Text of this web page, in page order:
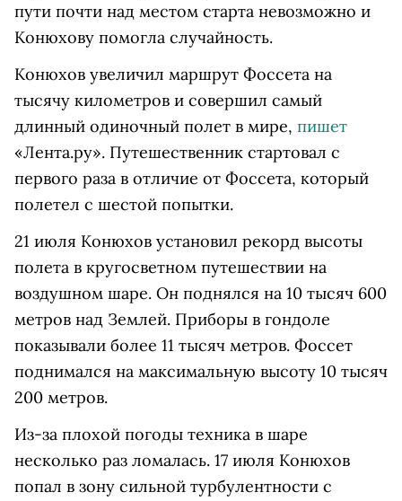
пути почти над местом старта невозможно и
Конюхову помогла случайность.
Конюхов увеличил маршрут Фоссета на
тысячу километров и совершил самый
длинный одиночный полет в мире, пишет
«Лента.ру». Путешественник стартовал с
первого раза в отличие от Фоссета, который
полетел с шестой попытки.
21 июля Конюхов установил рекорд высоты
полета в кругосветном путешествии на
воздушном шаре. Он поднялся на 10 тысяч 600
метров над Землей. Приборы в гондоле
показывали более 11 тысяч метров. Фоссет
поднимался на максимальную высоту 10 тысяч
200 метров.
Из-за плохой погоды техника в шаре
несколько раз ломалась. 17 июля Конюхов
попал в зону сильной турбулентности с